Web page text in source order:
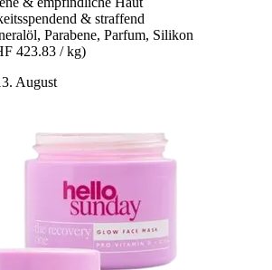
& straffend
Parabene, Parfum, Silikon
423.83 / kg)
August